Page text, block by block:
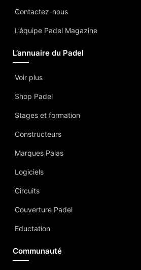
Contactez-nous
L’équipe Padel Magazine
L’annuaire du Padel
Voir plus
Shop Padel
Stages et formation
Constructeurs
Marques Palas
Logiciels
Circuits
Couverture Padel
Eductation
Communauté